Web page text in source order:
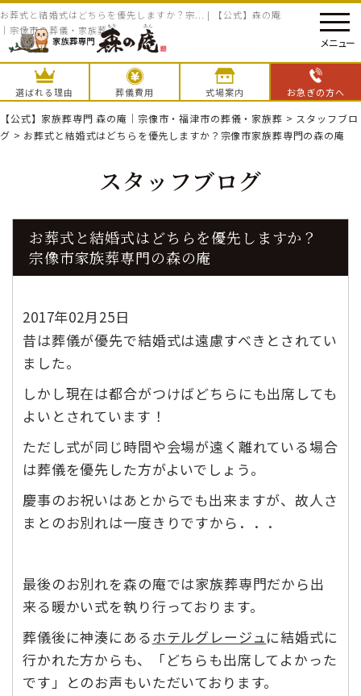
お葬式と結婚式はどちらを優先しますか？宗... | 【公式】森の庵
｜宗像市の葬儀・家族葬
選ばれる理由 葬儀費用 式場案内 お急ぎの方へ
メニュー
【公式】家族葬専門 森の庵｜宗像市・福津市の葬儀・家族葬 > スタッフブロ
グ > お葬式と結婚式はどちらを優先しますか？宗像市家族葬専門の森の庵
スタッフブログ
お葬式と結婚式はどちらを優先しますか？
宗像市家族葬専門の森の庵
2017年02月25日
昔は葬儀が優先で結婚式は遠慮すべきとされてい
ました。
しかし現在は都合がつけばどちらにも出席しても
よいとされています！
ただし式が同じ時間や会場が遠く離れている場合
は葬儀を優先した方がよいでしょう。
慶事のお祝いはあとからでも出来ますが、故人さ
まとのお別れは一度きりですから．．．
最後のお別れを森の庵では家族葬専門だから出
来る暖かい式を執り行っております。
葬儀後に神湊にあるホテルグレージュに結婚式に
行かれた方からも、「どちらも出席してよかった
です」とのお声もいただいております。